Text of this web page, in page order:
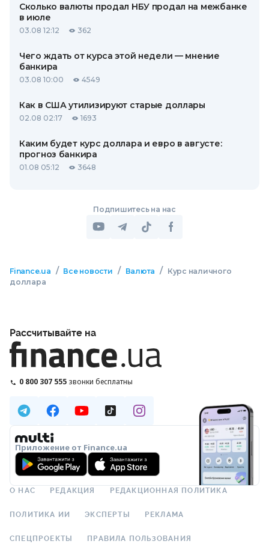
Сколько валюты продал НБУ продал на межбанке
в июле
03.08 12:12 362
Чего ждать от курса этой недели — мнение
банкира
03.08 10:00 4549
Как в США утилизируют старые доллары
02.08 02:17 1693
Каким будет курс доллара и евро в августе:
прогноз банкира
01.08 05:12 3648
Подпишитесь на нас
Finance.ua / Все новости / Валюта /
Курс наличного
доллара
Рассчитывайте на
0 800 307 555 звонки бесплатны
Приложение от Finance.ua
О НАС РЕДАКЦИЯ РЕДАКЦИОННАЯ ПОЛИТИКА
ПОЛИТИКА ИИ ЭКСПЕРТЫ РЕКЛАМА
СПЕЦПРОЕКТЫ ПРАВИЛА ПОЛЬЗОВАНИЯ